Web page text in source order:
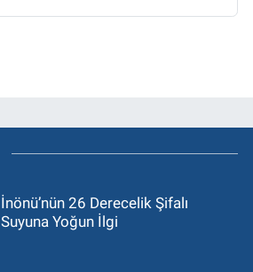
İnönü’nün 26 Derecelik Şifalı
Suyuna Yoğun İlgi